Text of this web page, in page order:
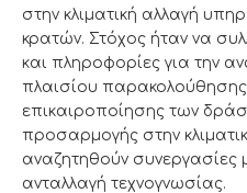
στην κλιματική αλλαγή
κρατών. Στόχος ήταν να
και πληροφορίες για την
πλαισίου
επικαιροποίησης των
προσαρμογής στην
αναζητηθούν συνεργασίες
ανταλλαγή τεχνογνωσίας.